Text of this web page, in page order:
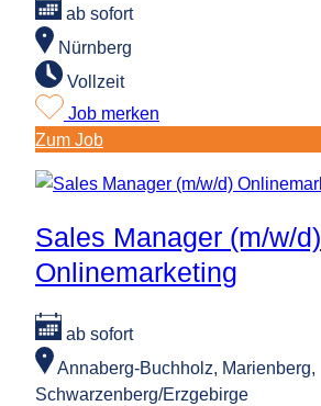
ab sofort
Nürnberg
Vollzeit
Job merken
Zum Job:
IT-
(m/w/d)
Sales Manager (m/w/d)
Onlinemarketing
ab sofort
Annaberg-Buchholz, Marienberg,
Schwarzenberg/Erzgebirge